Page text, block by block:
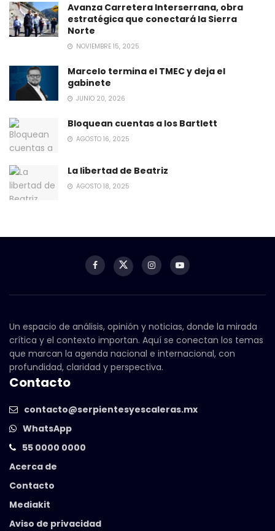
Avanza Carretera Interserrana, obra
estratégica que conectará la Sierra
Norte
NOVIEMBRE 15, 2025
Marcelo termina el TMEC y deja el
gabinete
JUNIO 20, 2026
Bloquean cuentas a los Bartlett
AGOSTO 16, 2025
La libertad de Beatriz
AGOSTO 18, 2025
Un espacio de análisis, opinión y noticias, donde la mirada
crítica y el contexto importan. Aquí se conectan los temas
que marcan la agenda nacional e internacional, con
profundidad, claridad y perspectiva.
Contacto
contacto@serpientesyescaleras.mx
WhatsApp
55 0000 0000
Acerca de
Contacto
Mediakit
Aviso de privacidad